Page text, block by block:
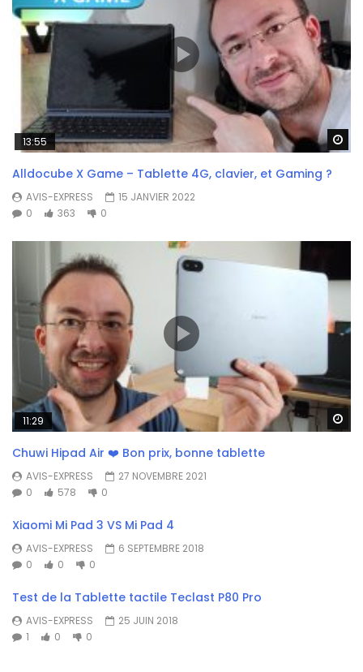
13:55
Alldocube X Game – Tablette 4G, clavier, et Gaming ?
AVIS-EXPRESS
15 JANVIER 2022
0
363 0
11:29
Chuwi Hipad Air ❤️ Bon prix, bonne tablette
AVIS-EXPRESS
27 NOVEMBRE 2021
0
578 0
Xiaomi Mi Pad 3 VS Mi Pad 4
AVIS-EXPRESS
6 SEPTEMBRE 2018
0
0 0
Test de la Tablette tactile Teclast P80 Pro
AVIS-EXPRESS
25 JUIN 2018
1
0 0